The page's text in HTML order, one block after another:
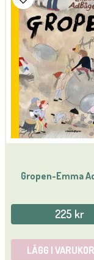
Gropen-Emma
225 kr
LÄGG I